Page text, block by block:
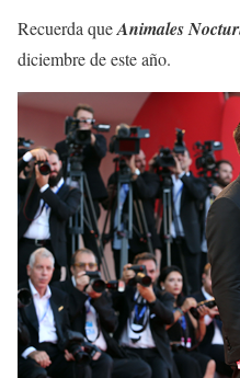
Recuerda queAnimales
diciembre de este año.